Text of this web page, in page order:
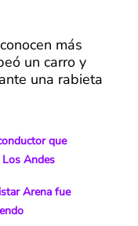
más
un carro y
una rabieta
que
Andes
Arena fue